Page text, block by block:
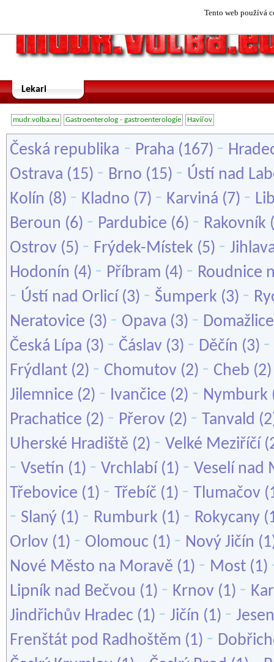
Tento web používá
Lekari
mudr.volba.eu Gastroenterolog - gastroenterologie Havířov
Česká republika - Praha (167) -
Ostrava (15) - Brno (15) - Ústí nad
Kolín (8) - Kladno (7) - Karviná (7) -
Beroun (6) - Pardubice (6) - Rakovník
Ostrov (5) - Frýdek-Místek (5) -
Hodonín (4) - Příbram (4) - Roudnice
- Ústí nad Orlicí (3) - Šumperk (3) -
Neratovice (3) - Opava (3) - Domažlice
Česká Lípa (3) - Čáslav (3) - Děčín (3) -
Frýdlant (2) - Chomutov (2) - Cheb
Jilemnice (2) - Ivančice (2) - Nymburk
Prachatice (2) - Přerov (2) - Tanvald
Uherské Hradiště (2) - Velké Meziříčí
- Vsetín (1) - Vrchlabí (1) - Veselí nad
Třebovice (1) - Třebíč (1) - Tlumačov
- Slaný (1) - Rumburk (1) - Rokycany
Orlov (1) - Olomouc (1) - Nový Jičín
Nové Město na Moravě (1) - Most (1)
Lipník nad Bečvou (1) - Krnov (1) -
Jindřichův Hradec (1) - Jičín (1) -
Frenštát pod Radhoštěm (1) -